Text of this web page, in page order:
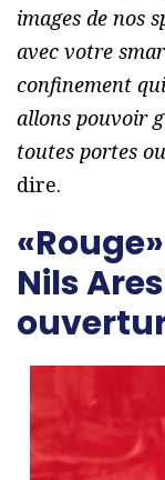
images de nos
avec votre
confinement
allons pouvoir
toutes portes
dire.
Nils